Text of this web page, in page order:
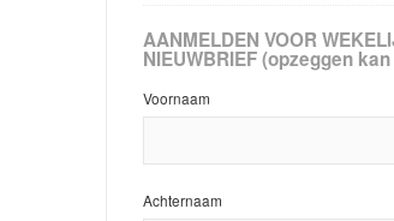
AANMELDEN VOOR
NIEUWBRIEF (opzeggen
Voornaam
Achternaam